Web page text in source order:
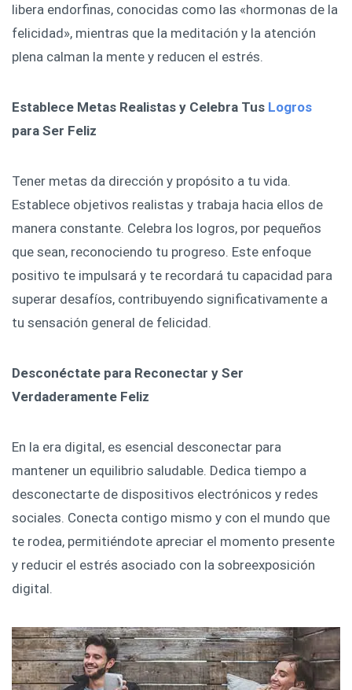
libera endorfinas, conocidas como las «hormonas de la
felicidad», mientras que la meditación y la atención
plena calman la mente y reducen el estrés.
Establece Metas Realistas y Celebra Tus Logros
para Ser Feliz
Tener metas da dirección y propósito a tu vida.
Establece objetivos realistas y trabaja hacia ellos de
manera constante. Celebra los logros, por pequeños
que sean, reconociendo tu progreso. Este enfoque
positivo te impulsará y te recordará tu capacidad para
superar desafíos, contribuyendo significativamente a
tu sensación general de felicidad.
Desconéctate para Reconectar y Ser
Verdaderamente Feliz
En la era digital, es esencial desconectar para
mantener un equilibrio saludable. Dedica tiempo a
desconectarte de dispositivos electrónicos y redes
sociales. Conecta contigo mismo y con el mundo que
te rodea, permitiéndote apreciar el momento presente
y reducir el estrés asociado con la sobreexposición
digital.